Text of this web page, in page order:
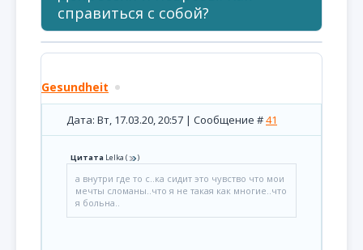
справиться с собой?
Gesundheit
Дата: Вт, 17.03.20, 20:57 | Сообщение #41
Цитата Lelka ( )
а внутри где то с..ка сидит это чувство что мои
мечты сломаны..что я не такая как многие..что
я больна..